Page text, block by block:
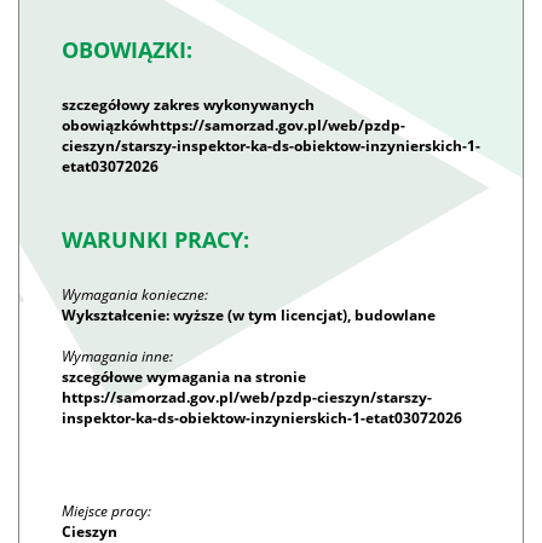
OBOWIĄZKI:
szczegółowy zakres wykonywanych
obowiązkówhttps://samorzad.gov.pl/web/pzdp-
cieszyn/starszy-inspektor-ka-ds-obiektow-inzynierskich-1-
etat03072026
WARUNKI PRACY:
Wymagania konieczne:
Wykształcenie: wyższe (w tym licencjat), budowlane
Wymagania inne:
szcegółowe wymagania na stronie
https://samorzad.gov.pl/web/pzdp-cieszyn/starszy-
inspektor-ka-ds-obiektow-inzynierskich-1-etat03072026
Miejsce pracy:
Cieszyn